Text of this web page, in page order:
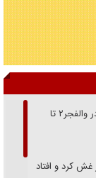
از گمنام‌ترین فرماندهان شهید جنگ رمضان/ از شناسایی در والفجر۲ تا
غش کرد و افتاد